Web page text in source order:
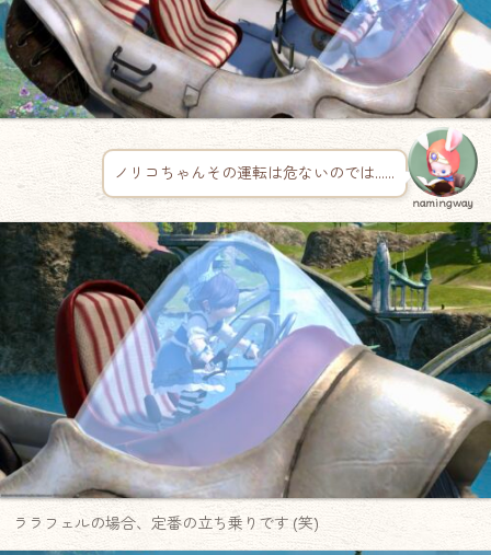
ノリコちゃんその運転は危ないのでは……
namingway
ララフェルの場合、定番の立ち乗りです (笑)